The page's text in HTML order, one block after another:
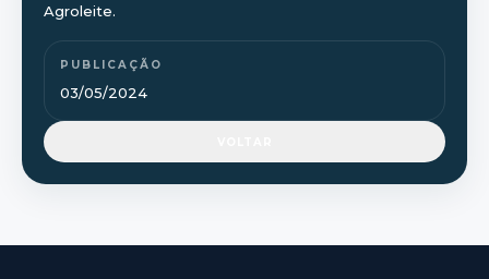
Agroleite.
PUBLICAÇÃO
03/05/2024